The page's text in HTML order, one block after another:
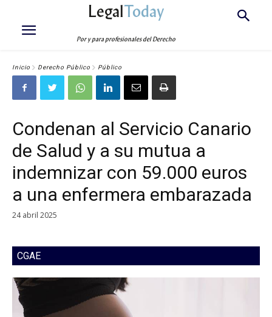
LegalToday
Por y para profesionales del Derecho
Inicio Derecho Público Público
Condenan al Servicio Canario
de Salud y a su mutua a
indemnizar con 59.000 euros
a una enfermera embarazada
24 abril 2025
CGAE